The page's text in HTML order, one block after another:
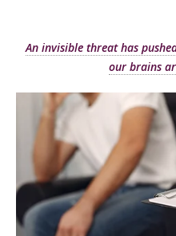
An invisible threat has
our brains